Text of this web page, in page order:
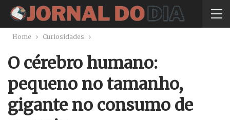
Home Curiosidades
O cérebro humano:
pequeno no tamanho,
gigante no consumo de